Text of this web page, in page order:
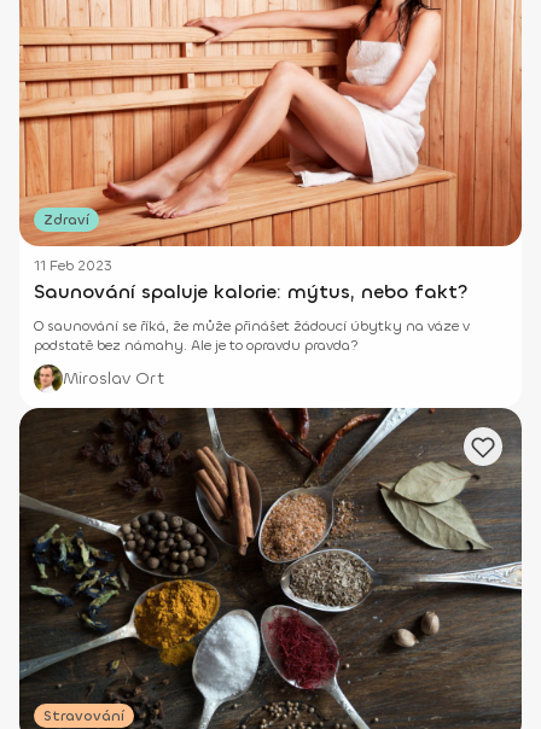
Zdraví
11 Feb 2023
Saunování spaluje kalorie: mýtus, nebo fakt?
O saunování se říká, že může přinášet žádoucí úbytky na váze v
podstatě bez námahy. Ale je to opravdu pravda?
Miroslav Ort
Stravování